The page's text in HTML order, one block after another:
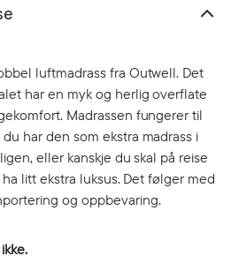
luftmadrass fra Outwell. Det
har en myk og herlig overflate
Madrassen fungerer til
har den som ekstra madrass i
eller kanskje du skal på reise
litt ekstra luksus. Det følger med
og oppbevaring.